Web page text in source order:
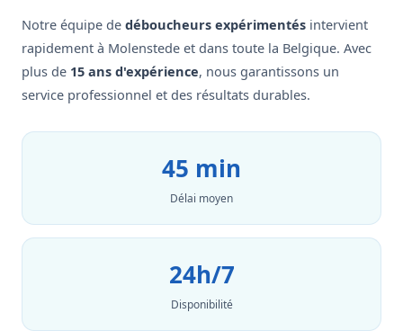
Notre équipe de déboucheurs expérimentés intervient
rapidement à Molenstede et dans toute la Belgique. Avec
plus de 15 ans d'expérience, nous garantissons un
service professionnel et des résultats durables.
45 min
Délai moyen
24h/7
Disponibilité